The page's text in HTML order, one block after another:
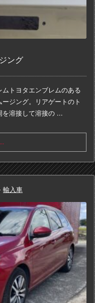
ング
ム トヨタエンブレムのある
ジング。
リアゲートのト
を溶接して溶接の ...
輸入車